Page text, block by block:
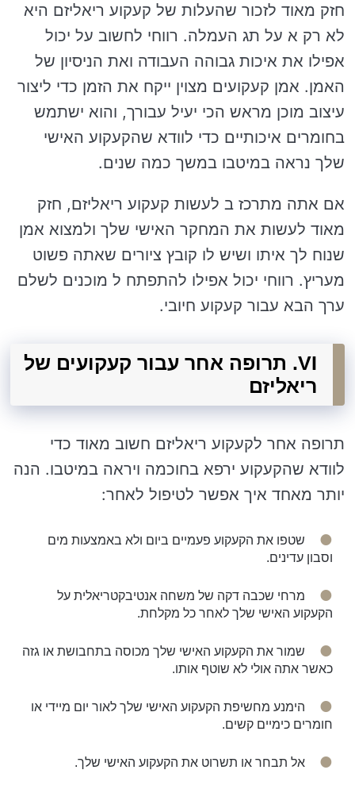
חזק מאוד לזכור שהעלות של קעקוע ריאליזם היא
לא רק א על תג העמלה. רווחי לחשוב על יכול
אפילו את איכות גבוהה העבודה ואת הניסיון של
האמן. אמן קעקועים מצוין ייקח את הזמן כדי ליצור
עיצוב מוכן מראש הכי יעיל עבורך, והוא ישתמש
בחומרים איכותיים כדי לוודא שהקעקוע האישי
שלך נראה במיטבו במשך כמה שנים.
אם אתה מתרכז ב לעשות קעקוע ריאליזם, חזק
מאוד לעשות את המחקר האישי שלך ולמצוא אמן
שנוח לך איתו ושיש לו קובץ ציורים שאתה פשוט
מעריץ. רווחי יכול אפילו להתפתח ל מוכנים לשלם
ערך הבא עבור קעקוע חיובי.
VI. תרופה אחר עבור קעקועים של
ריאליזם
תרופה אחר לקעקוע ריאליזם חשוב מאוד כדי
לוודא שהקעקוע ירפא בחוכמה ויראה במיטבו. הנה
יותר מאחד איך אפשר לטיפול לאחר:
שטפו את הקעקוע פעמיים ביום ולא באמצעות מים
וסבון עדינים.
מרחי שכבה דקה של משחה אנטיבקטריאלית על
הקעקוע האישי שלך לאחר כל מקלחת.
שמור את הקעקוע האישי שלך מכוסה בתחבושת או גזה
כאשר אתה אולי לא שוטף אותו.
הימנע מחשיפת הקעקוע האישי שלך לאור יום מיידי או
חומרים כימיים קשים.
אל תבחר או תשרוט את הקעקוע האישי שלך.